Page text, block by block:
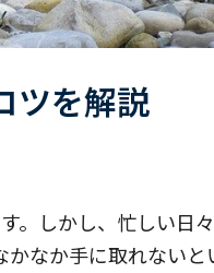
ツを解説
。しかし、忙しい日
なか手に取れないと